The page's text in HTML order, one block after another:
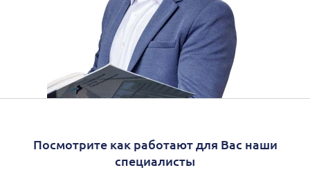
Посмотрите как работают для Вас наши
специалисты